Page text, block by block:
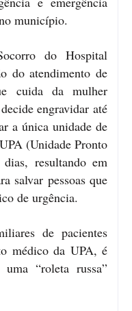
município.
do Hospital
do atendimento de
cuida da mulher
engravidar até
a única unidade de
(Unidade Pronto
resultando em
salvar pessoas que
de urgência.
de pacientes
médico da UPA, é
“roleta russa”